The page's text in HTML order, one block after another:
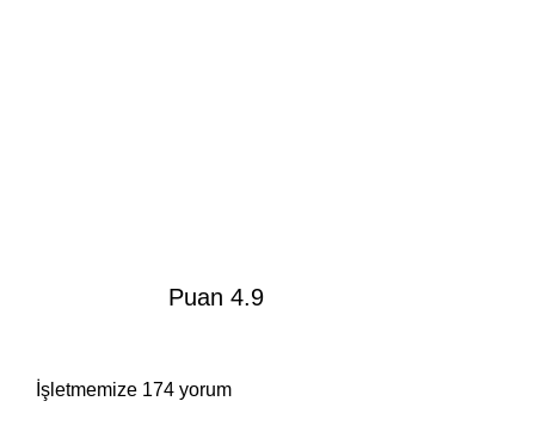
Puan 4.9
İşletmemize 174 yorum